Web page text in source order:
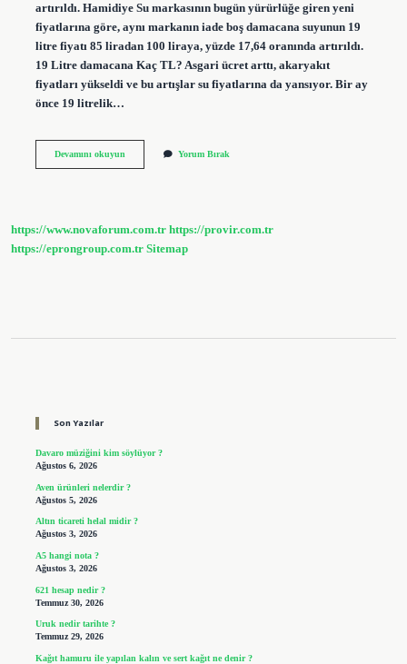
artırıldı. Hamidiye Su markasının bugün yürürlüğe giren yeni
fiyatlarına göre, aynı markanın iade boş damacana suyunun 19
litre fiyatı 85 liradan 100 liraya, yüzde 17,64 oranında artırıldı.
19 Litre damacana Kaç TL? Asgari ücret arttı, akaryakıt
fiyatları yükseldi ve bu artışlar su fiyatlarına da yansıyor. Bir ay
önce 19 litrelik…
Devamını okuyunHamidiye
Yorum Bırak
https://www.novaforum.com.tr https://provir.com.tr
https://eprongroup.com.tr Sitemap
Son Yazılar
Davaro müziğini kim söylüyor ?
Ağustos 6, 2026
Aven ürünleri nelerdir ?
Ağustos 5, 2026
Altın ticareti helal midir ?
Ağustos 3, 2026
A5 hangi nota ?
Ağustos 3, 2026
621 hesap nedir ?
Temmuz 30, 2026
Uruk nedir tarihte ?
Temmuz 29, 2026
Kağıt hamuru ile yapılan kalın ve sert kağıt ne denir ?